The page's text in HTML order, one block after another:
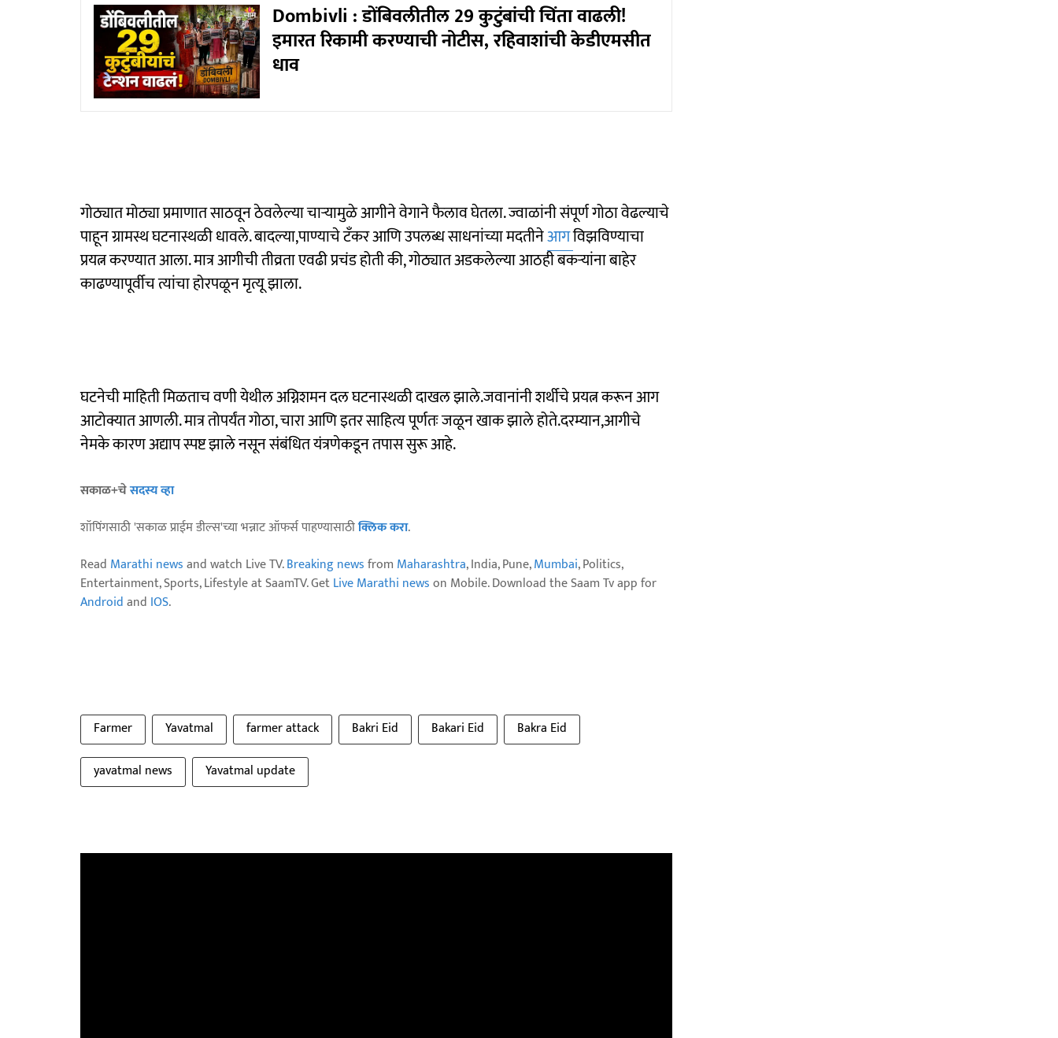
Dombivli : डोंबिवलीतील 29 कुटुंबांची चिंता वाढली!
इमारत रिकामी करण्याची नोटीस, रहिवाशांची केडीएमसीत
धाव
गोठ्यात मोठ्या प्रमाणात साठवून ठेवलेल्या चाऱ्यामुळे आगीने वेगाने फैलाव घेतला. ज्वाळांनी संपूर्ण गोठा वेढल्याचे
पाहून ग्रामस्थ घटनास्थळी धावले. बादल्या,पाण्याचे टँकर आणि उपलब्ध साधनांच्या मदतीनेआगविझविण्याचा
प्रयत्न करण्यात आला. मात्र आगीची तीव्रता एवढी प्रचंड होती की, गोठ्यात अडकलेल्या आठही बकऱ्यांना बाहेर
काढण्यापूर्वीच त्यांचा होरपळून मृत्यू झाला.
घटनेची माहिती मिळताच वणी येथील अग्निशमन दल घटनास्थळी दाखल झाले.जवानांनी शर्थीचे प्रयत्न करून आग
आटोक्यात आणली. मात्र तोपर्यंत गोठा, चारा आणि इतर साहित्य पूर्णतः जळून खाक झाले होते.दरम्यान,आगीचे
नेमके कारण अद्याप स्पष्ट झाले नसून संबंधित यंत्रणेकडून तपास सुरू आहे.
सकाळ+चेसदस्य व्हा
शॉपिंगसाठी 'सकाळ प्राईम डील्स'च्या भन्नाट ऑफर्स पाहण्यासाठीक्लिक करा.
Read Marathi newsand watch Live TV.Breaking newsfrom Maharashtra, India, Pune,Mumbai, Politics,
Entertainment, Sports, Lifestyle at SaamTV. GetLive Marathi newson Mobile. Download the Saam Tv app for
Androidand IOS.
Farmer Yavatmal farmer attack Bakri Eid Bakari Eid
Bakra Eid
yavatmal news
Yavatmal update